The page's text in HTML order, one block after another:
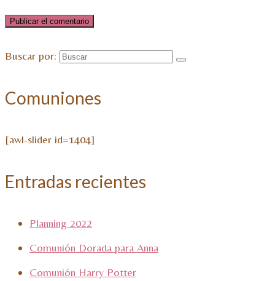
Buscar por:
Comuniones
[awl-slider id=1404]
Entradas recientes
Planning 2022
Comunión Dorada para Anna
Comunión Harry Potter